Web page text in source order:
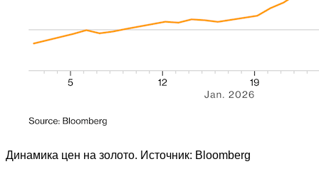
Динамика цен на золото. Источник: Bloomberg